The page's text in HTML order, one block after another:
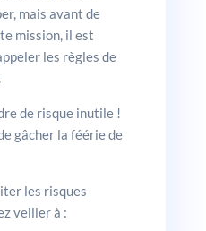
mais avant de
mission, il est
les règles de
de risque inutile !
gâcher la féérie de
les risques
veiller à :